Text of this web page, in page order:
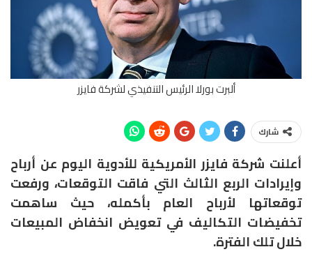
ألبرت بورلا الرئيس التنفيذي لشركة فايزر
شارك
أعلنت شركة فايزر الأمريكية للأدوية اليوم عن أرباح
وإيرادات الربع الثالث التي فاقت التوقعات، ورفعت
توقعاتها لأرباح العام بأكمله، حيث ساهمت
تخفيضات التكاليف في تعويض انخفاض المبيعات
خلال تلك الفترة.